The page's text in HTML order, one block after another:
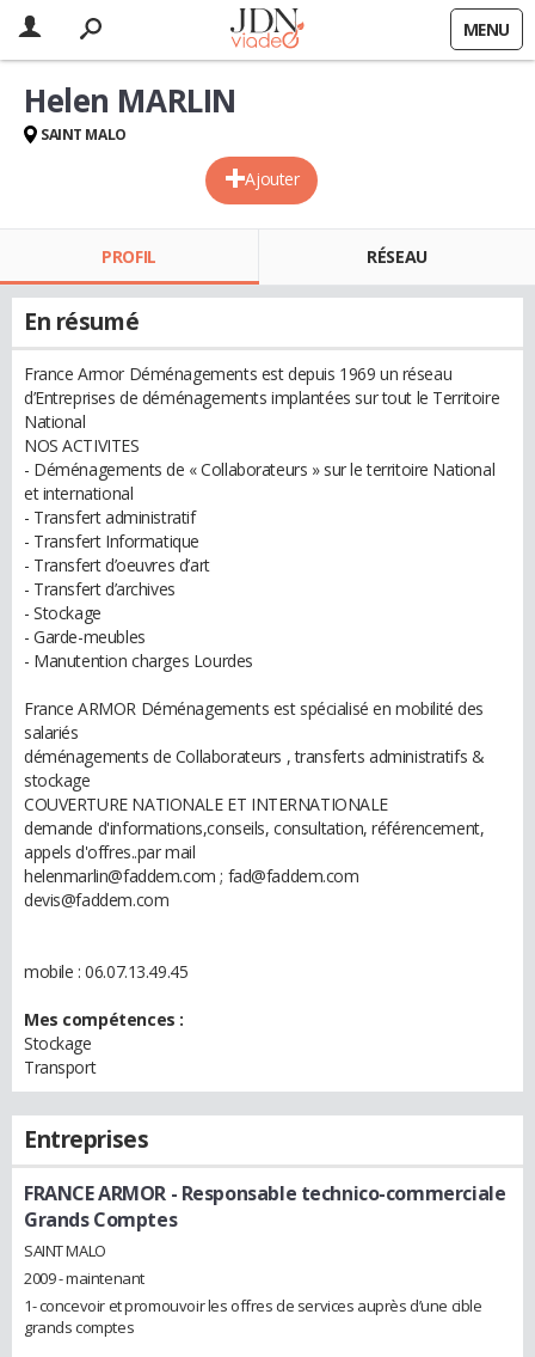
MENU
Ajouter
Helen MARLIN
SAINT MALO
PROFIL RÉSEAU
En résumé
France Armor Déménagements est depuis 1969 un réseau
d’Entreprises de déménagements implantées sur tout le Territoire
National
NOS ACTIVITES
- Déménagements de « Collaborateurs » sur le territoire National
et international
- Transfert administratif
- Transfert Informatique
- Transfert d’oeuvres d’art
- Transfert d’archives
- Stockage
- Garde-meubles
- Manutention charges Lourdes
France ARMOR Déménagements est spécialisé en mobilité des
salariés
déménagements de Collaborateurs , transferts administratifs &
stockage
COUVERTURE NATIONALE ET INTERNATIONALE
demande d'informations,conseils, consultation, référencement,
appels d'offres..par mail
helenmarlin@faddem.com ; fad@faddem.com
devis@faddem.com
mobile : 06.07.13.49.45
Mes compétences :
Stockage
Transport
Entreprises
FRANCE ARMOR- Responsable technico-commerciale
Grands Comptes
SAINT MALO
2009 - maintenant
1- concevoir et promouvoir les offres de services auprès d’une cible
grands comptes